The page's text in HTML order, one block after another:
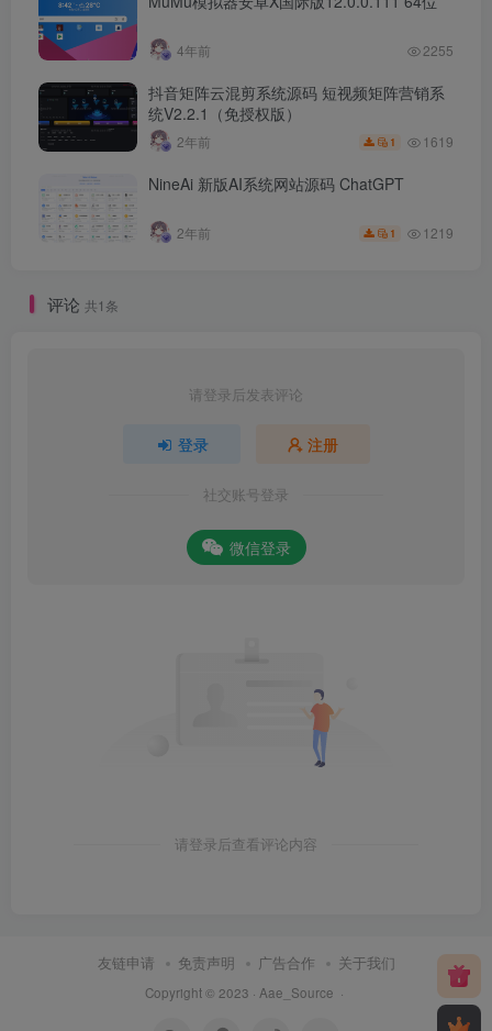
4年前 2255
抖音矩阵云混剪系统源码 短视频矩阵营销系
统V2.2.1（免授权版）
2年前 1 1619
NineAi 新版AI系统网站源码 ChatGPT
2年前 1 1219
评论 共1条
请登录后发表评论
登录 注册
社交账号登录
微信登录
请登录后查看评论内容
友链申请 免责声明 广告合作 关于我们
Copyright © 2023 · Aae_Source ·